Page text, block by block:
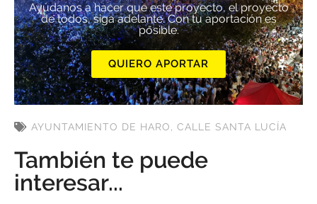
Ayúdanos a hacer que este proyecto, el proyecto
de todos, siga adelante. Con tu aportación es
posible.
QUIERO APORTAR
AYUNTAMIENTO DE HARO, CALLE SANTA LUCÍA
También te puede
interesar...